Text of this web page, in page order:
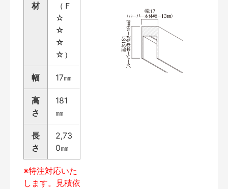
材
（Ｆ
☆
☆
☆
☆）
幅 17㎜
高
さ
181
㎜
長
さ
2,73
0㎜
※特注対応いた
します。見積依